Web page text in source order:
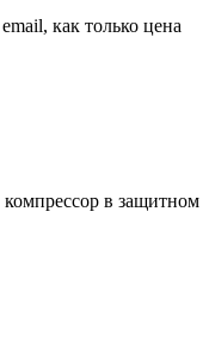
как только цена
в защитном